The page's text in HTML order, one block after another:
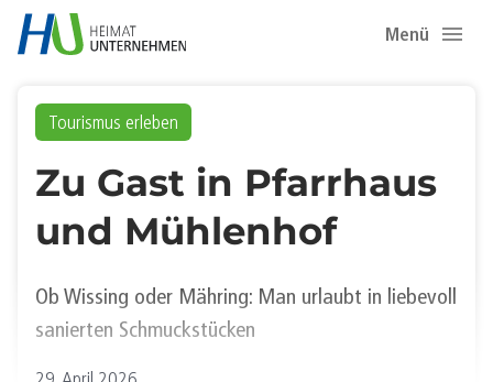
Menü
Tourismus erleben
Zu Gast in Pfarrhaus
und Mühlenhof
Ob Wissing oder Mähring: Man urlaubt in liebevoll
sanierten Schmuckstücken